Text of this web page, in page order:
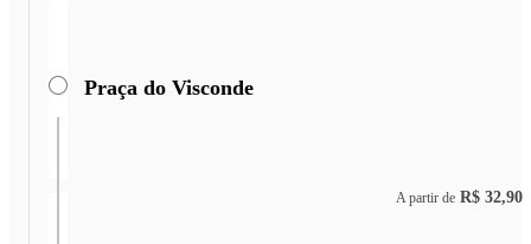
Praça do Visconde
A partir de R$ 32,90